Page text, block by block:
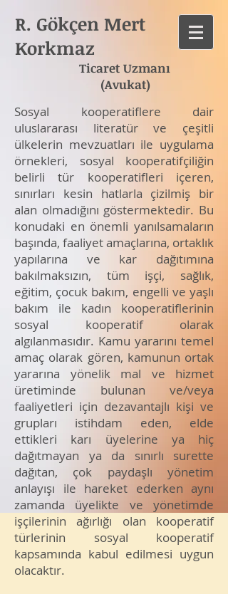
R. Gökçen Mert
Korkmaz
Ticaret Uzmanı
(Avukat)
Sosyal kooperatiflere dair
uluslararası literatür ve çeşitli
ülkelerin mevzuatları ile uygulama
örnekleri, sosyal kooperatifçiliğin
belirli tür kooperatifleri içeren,
sınırları kesin hatlarla çizilmiş bir
alan olmadığını göstermektedir. Bu
konudaki en önemli yanılsamaların
başında, faaliyet amaçlarına, ortaklık
yapılarına ve kar dağıtımına
bakılmaksızın, tüm işçi, sağlık,
eğitim, çocuk bakım, engelli ve yaşlı
bakım ile kadın kooperatiflerinin
sosyal kooperatif olarak
algılanmasıdır. Kamu yararını temel
amaç olarak gören, kamunun ortak
yararına yönelik mal ve hizmet
üretiminde bulunan ve/veya
faaliyetleri için dezavantajlı kişi ve
grupları istihdam eden, elde
ettikleri karı üyelerine ya hiç
dağıtmayan ya da sınırlı surette
dağıtan, çok paydaşlı yönetim
anlayışı ile hareket ederken aynı
zamanda üyelikte ve yönetimde
işçilerinin ağırlığı olan kooperatif
türlerinin sosyal kooperatif
kapsamında kabul edilmesi uygun
olacaktır.